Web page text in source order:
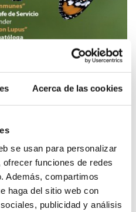
Acerca de las cookies
se usan para personalizar
funciones de redes
Además, compartimos
haga del sitio web con
publicidad y análisis
en Cantabria
canal de Youtube
por la Consejería de
Declarada de Interés